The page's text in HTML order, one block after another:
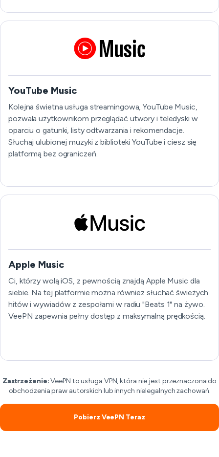
YouTube Music
Kolejna świetna usługa streamingowa, YouTube Music,
pozwala użytkownikom przeglądać utwory i teledyski w
oparciu o gatunki, listy odtwarzania i rekomendacje.
Słuchaj ulubionej muzyki z biblioteki YouTube i ciesz się
platformą bez ograniczeń.
Apple Music
Ci, którzy wolą iOS, z pewnością znajdą Apple Music dla
siebie. Na tej platformie można również słuchać świeżych
hitów i wywiadów z zespołami w radiu "Beats 1" na żywo.
VeePN zapewnia pełny dostęp z maksymalną prędkością.
Zastrzeżenie:VeePN to usługa VPN, która nie jest przeznaczona do
obchodzenia praw autorskich lub innych nielegalnych zachowań.
Pobierz VeePN Teraz